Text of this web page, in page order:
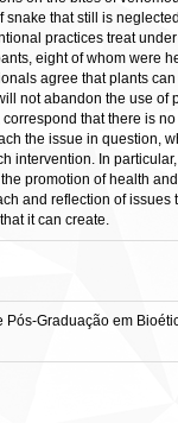
that still is
practices treat
eight of whom were
agree that plants
not abandon the use
that there is
the issue in question,
In
promotion of health
and reflection of
it can create.
Graduação em